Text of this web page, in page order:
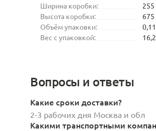
Ширина коробки:
Высота коробки:
Объём упаковки:
Вес с упаковкой:
Вопросы и ответы
Какие сроки доставки?
2-3 рабочих дня Москва и обл
Какими транспортными